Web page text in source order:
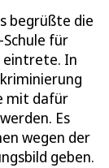
begrüßte die
für
eintrete. In
mit dafür
Es
wegen der
geben.